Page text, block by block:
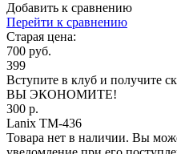
Добавить к сравнению
Перейти к сравнению
Старая цена:
700 руб.
399
Вступите в клуб и получите
ВЫ ЭКОНОМИТЕ!
300 р.
Lanix TM-436
Товара нет в наличии. Вы